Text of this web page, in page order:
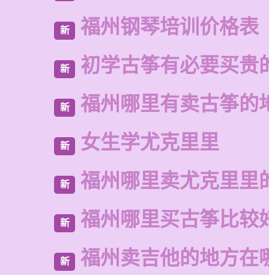
新 福州钢琴培训价格表
新 初学古筝有必要买贵
新 福州哪里有卖古筝的
新 女生学尤克里里
新 福州哪里卖尤克里里
新 福州哪里买古筝比较
新 福州卖吉他的地方在